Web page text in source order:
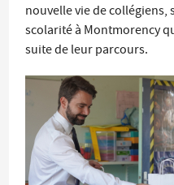
nouvelle vie de
scolarité à Montmorency
suite de leur parcours.